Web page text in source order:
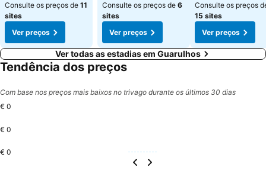
Consulte os preços de 11
sites
Ver preços
Consulte os preços de 6
sites
Ver preços
Consulte os preços
15 sites
Ver preços
Ver todas as estadias em Guarulhos
Tendência dos preços
Com base nos preços mais baixos no trivago durante os últimos 30 dias
€ 0
€ 0
€ 0